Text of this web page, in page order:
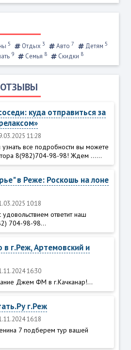
5 Отдых 3 Авто 7 Детям 5
9 Семья 8 Скидки 8
куда отправиться за
11:28
все подробности вы можете
8(982)704-98-98! Ждем ......
в Реже: Роскошь на лоне
10:18
ответит наш
704-98-98...
в г.Реж, Артемовский и
16:30
Джем ФМ в г.Качканар!...
г.Реж
16:18
7 подберем тур вашей